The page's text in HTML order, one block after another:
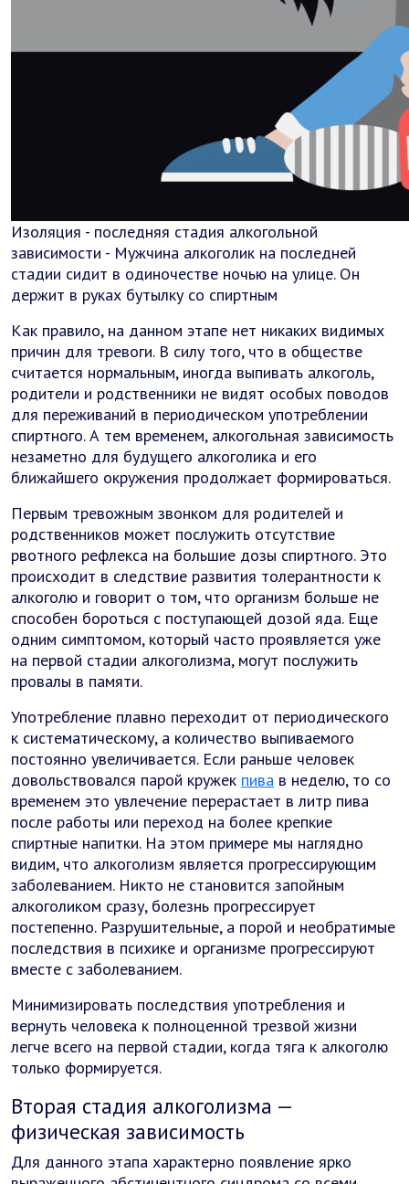
Изоляция - последняя стадия алкогольной
зависимости - Мужчина алкоголик на последней
стадии сидит в одиночестве ночью на улице. Он
держит в руках бутылку со спиртным
Как правило, на данном этапе нет никаких видимых
причин для тревоги. В силу того, что в обществе
считается нормальным, иногда выпивать алкоголь,
родители и родственники не видят особых поводов
для переживаний в периодическом употреблении
спиртного. А тем временем, алкогольная зависимость
незаметно для будущего алкоголика и его
ближайшего окружения продолжает формироваться.
Первым тревожным звонком для родителей и
родственников может послужить отсутствие
рвотного рефлекса на большие дозы спиртного. Это
происходит в следствие развития толерантности к
алкоголю и говорит о том, что организм больше не
способен бороться с поступающей дозой яда. Еще
одним симптомом, который часто проявляется уже
на первой стадии алкоголизма, могут послужить
провалы в памяти.
Употребление плавно переходит от периодического
к систематическому, а количество выпиваемого
постоянно увеличивается. Если раньше человек
довольствовался парой кружек пива в неделю, то со
временем это увлечение перерастает в литр пива
после работы или переход на более крепкие
спиртные напитки. На этом примере мы наглядно
видим, что алкоголизм является прогрессирующим
заболеванием. Никто не становится запойным
алкоголиком сразу, болезнь прогрессирует
постепенно. Разрушительные, а порой и необратимые
последствия в психике и организме прогрессируют
вместе с заболеванием.
Минимизировать последствия употребления и
вернуть человека к полноценной трезвой жизни
легче всего на первой стадии, когда тяга к алкоголю
только формируется.
Вторая стадия алкоголизма —
физическая зависимость
Для данного этапа характерно появление ярко